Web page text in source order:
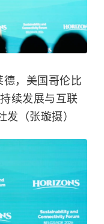
，美国 哥伦比
续发展与互联
（张璇摄）